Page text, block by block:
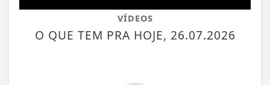
VÍDEOS
O QUE TEM PRA HOJE, 26.07.2026